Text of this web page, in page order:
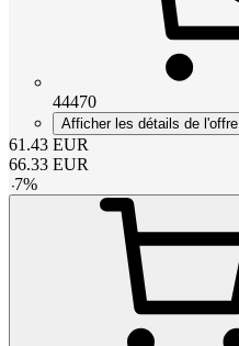
44470
Afficher les détails de l'offre
61.43 EUR
66.33 EUR
-7%